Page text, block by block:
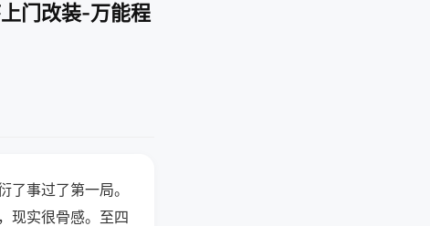
门改装-万能程
事过了第一局。
现实很骨感。至四